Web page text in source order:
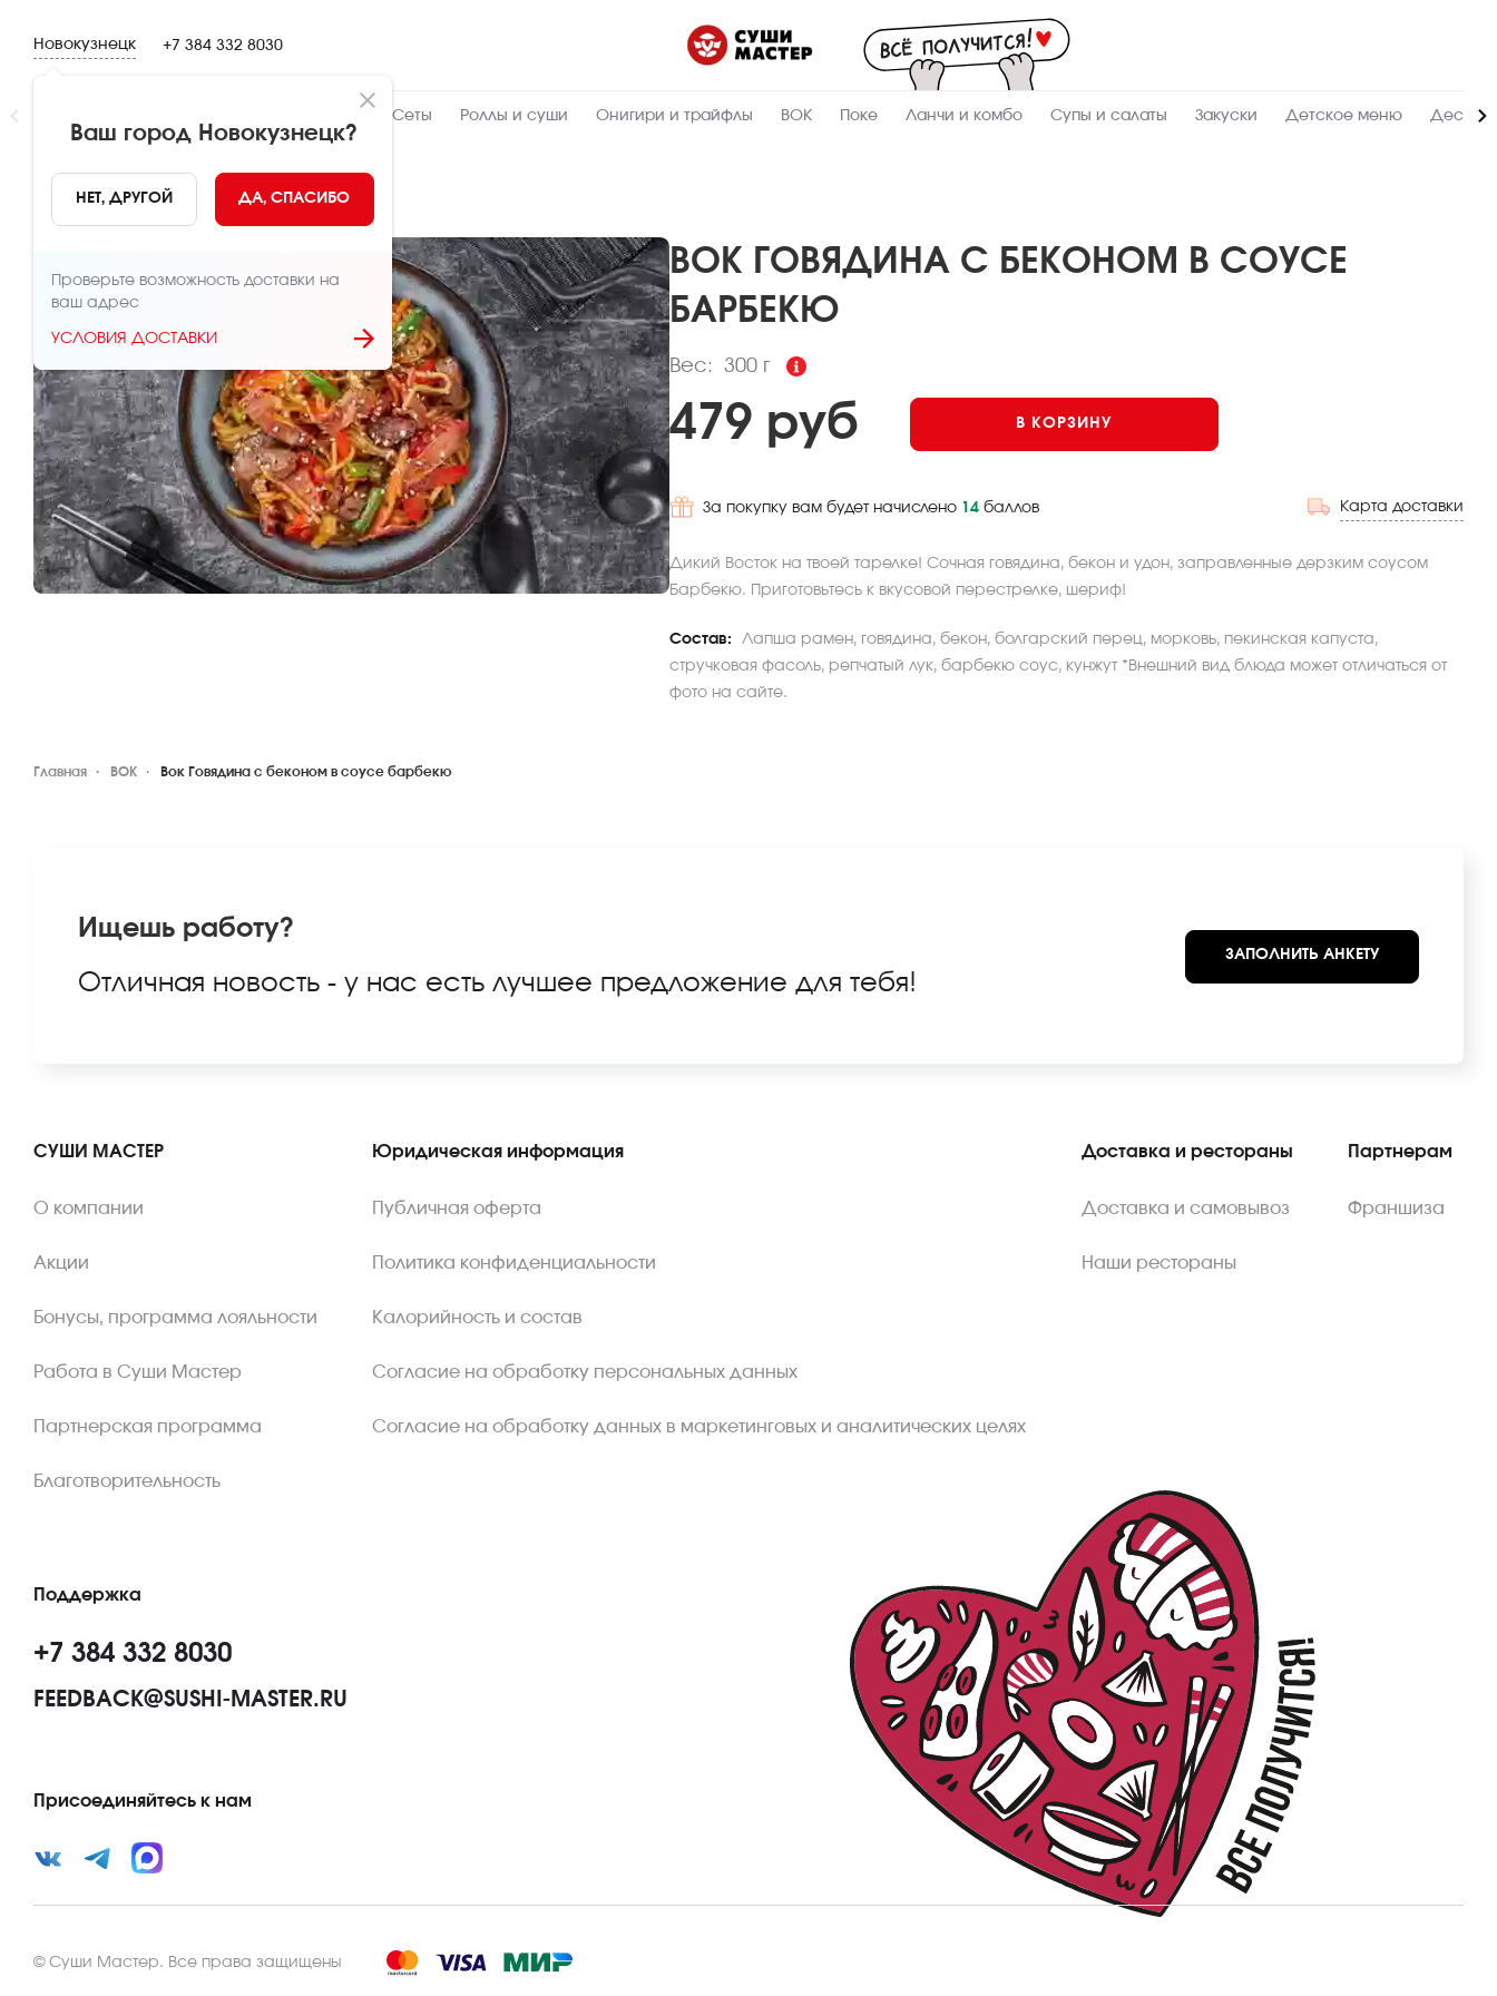
Новокузнецк
Ваш город Новокузнецк?
НЕТ, ДРУГОЙ ДА, СПАСИБО
Проверьте возможность доставки на
ваш адрес
УСЛОВИЯ ДОСТАВКИ
+7 384 332 8030
Сеты Роллы и суши Онигири и трайфлы ВОК Поке Ланчи и комбо Супы и салаты Закуски Детское меню
НАЗАД
ВОК ГОВЯДИНА С БЕКОНОМ В СОУСЕ
БАРБЕКЮ
Вес: 300 г
Пищевая
300 Вес, г
225.4 Ккал
479 руб В КОРЗИНУ
За покупку вам будет начислено 14 баллов Карта доставки
Дикий Восток на твоей тарелке! Сочная говядина, бекон и удон, заправленные дерзким соусом
Барбекю. Приготовьтесь к вкусовой перестрелке, шериф!
Состав:
Лапша рамен, говядина, бекон, болгарский перец, морковь, пекинская капуста,
стручковая фасоль, репчатый лук, барбекю соус, кунжут *Внешний вид блюда может отличаться от
фото на сайте.
Главная ВОК Вок Говядина с беконом в соусе барбекю
Ищешь работу?
Отличная новость - у нас есть лучшее предложение для тебя!
ЗАПОЛНИТЬ АНКЕТУ
СУШИ МАСТЕР
О компании
Акции
Бонусы, программа лояльности
Работа в Суши Мастер
Партнерская программа
Благотворительность
Юридическая информация
Публичная оферта
Политика конфиденциальности
Калорийность и состав
Согласие на обработку персональных данных
Согласие на обработку данных в маркетинговых и аналитических целях
Доставка и рестораны
Доставка и самовывоз
Наши рестораны
Партнерам
Франшиза
Поддержка
+7 384 332 8030
FEEDBACK@SUSHI-MASTER.RU
Присоединяйтесь к нам
© Суши Мастер. Все права защищены